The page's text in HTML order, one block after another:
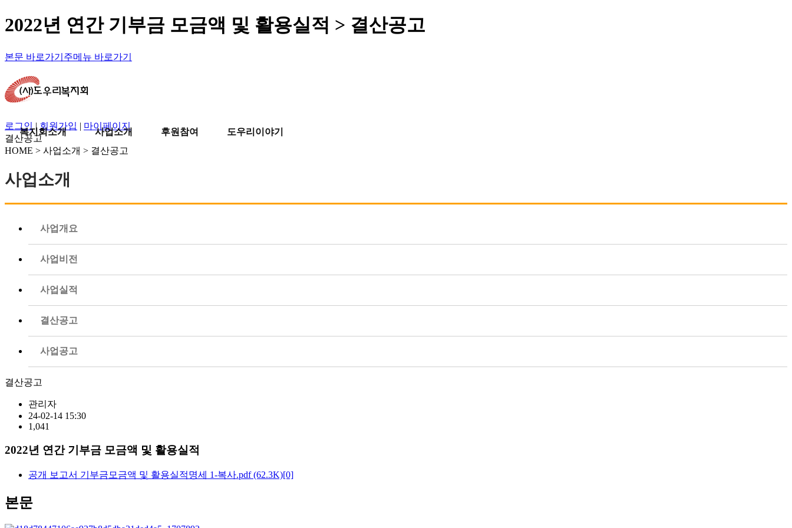
2022년 연간 기부금 모금액 및 활용실적 > 결산공고
본문 바로가기 주메뉴 바로가기
복지회소개 사업소개 후원참여 도우리이야기
로그인 | 회원가입 | 마이페이지
결산공고
HOME > 사업소개 > 결산공고
사업소개
사업개요
사업비전
사업실적
결산공고
사업공고
결산공고
관리자
24-02-14 15:30
1,041
2022년 연간 기부금 모금액 및 활용실적
공개 보고서 기부금모금액 및 활용실적명세 1-복사.pdf(62.3K)[0]
본문